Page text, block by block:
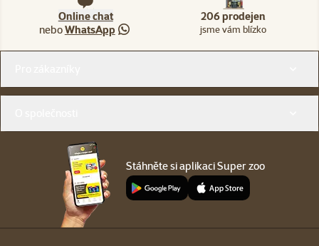
Online chat
neboWhatsApp
206 prodejen
jsme vám blízko
Stáhněte si aplikaci Super zoo